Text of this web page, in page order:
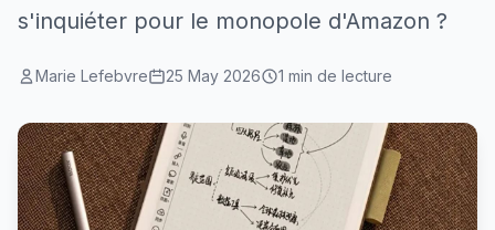
s'inquiéter pour le monopole d'Amazon ?
Marie Lefebvre 25 May 2026 1 min de lecture